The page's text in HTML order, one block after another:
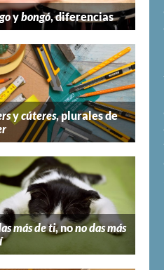
ybongó, diferencias
ycúteres, plurales de
más de ti, nono das más